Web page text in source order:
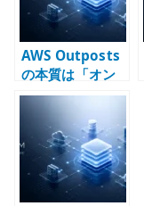
AWS Outposts
の本質は「オン
プレ AWS」では
なく、責任分界
を変えるインフ
ラである